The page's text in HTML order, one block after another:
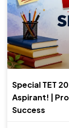
Special TET
Aspirant! |
Success